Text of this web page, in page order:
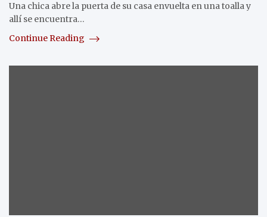
Una chica abre la puerta de su casa envuelta en una toalla y
allí se encuentra…
Continue Reading